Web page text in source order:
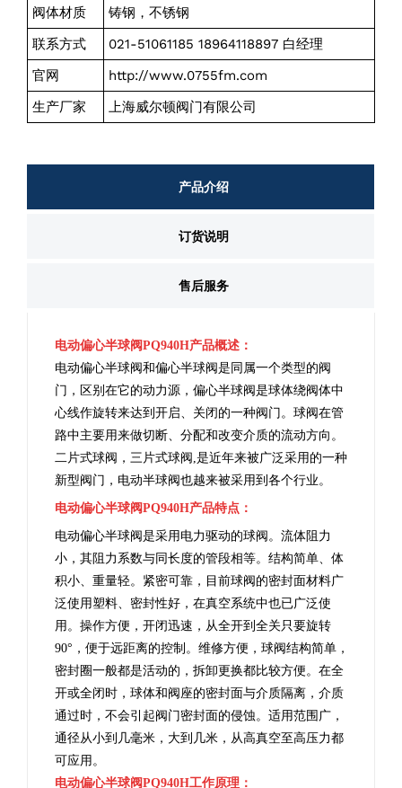
阀体材质
铸钢，不锈钢
联系方式
021-51061185 18964118897 白经理
官网
http://www.0755fm.com
生产厂家
上海威尔顿阀门有限公司
产品介绍
订货说明
售后服务
电动偏心半球阀PQ940H产品概述：
电动偏心半球阀和偏心半球阀是同属一个类型的阀
门 ，区别在它的动力源，偏心半球阀是球体绕阀体中
心线作旋转来达到开启、关闭的一种阀门。球阀在管
路中主要用来做切断、分配和改变介质的流动方向。
二片式球阀，三片式球阀,是近年来被广泛采用的一种
新型阀门，电动半球阀也越来被采用到各个行业。
电动偏心半球阀PQ940H产品特点：
电动偏心半球阀是采用电力驱动的球阀。流体阻力
小，其阻力系数与同长度的管段相等。结构简单、体
积小、重量轻。紧密可靠，目前球阀的密封面材料广
泛使用塑料、密封性好，在真空系统中也已广泛使
用。操作方便，开闭迅速，从全开到全关只要旋转
90°，便于远距离的控制。维修方便，球阀结构简单，
密封圈一般都是活动的，拆卸更换都比较方便。在全
开或全闭时，球体和阀座的密封面与介质隔离，介质
通过时，不会引起阀门密封面的侵蚀。适用范围广，
通径从小到几毫米，大到几米，从高真空至高压力都
可应用。
电动偏心半球阀PQ940H工作原理：